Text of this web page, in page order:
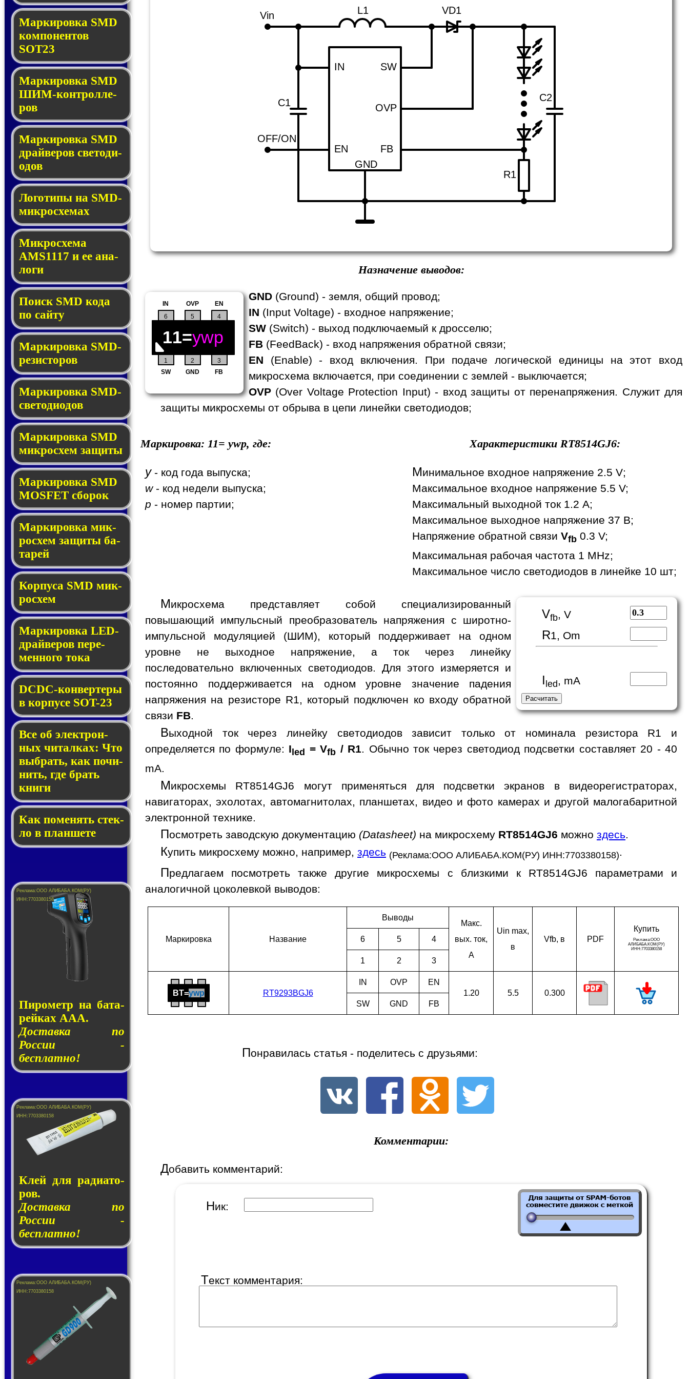
Маркировка SMD
ком­по­нен­тов
SOT23
Маркировка SMD
ШИМ-кон­трол­ле­
ров
Маркировка SMD
драй­ве­ров све­то­ди­
о­дов
Логотипы на SMD-
мик­ро­схе­мах
Микросхема
AMS1117 и ее ана­
ло­ги
Поиск SMD ко­да
по сай­ту
Маркировка SMD-
ре­зис­то­ров
Маркировка SMD-
све­то­дио­дов
Мар­ки­ров­ка SMD
мик­рос­хем защиты
Мар­ки­ров­ка SMD
MOSFET сбо­рок
Мар­ки­ров­ка мик­
ро­схем за­щи­ты ба­
та­рей
Корпуса SMD мик­
ро­схем
Маркировка LED-
драй­ве­ров пе­ре­
мен­но­го то­ка
DCDC-кон­вер­те­ры
в кор­пу­се SOT-23
Все об элек­трон­
ных чи­тал­ках: Что
выб­рать, как по­чи­
нить, где брать
кни­ги
Как по­ме­нять стек­
ло в планшете
Пирометр на ба­та­
рей­ках AAA.
Доставка по
России -
бесплатно!
Клей для ра­ди­а­то­
ров.
Доставка по
России -
бесплатно!
Vin
C1
OFF/ON
L1 VD1
C2
IN
EN
GND
SW
FB
OVP
R1
Назначение выводов:
1 2 3
4
SW GND FB
EN
OVP
5
6
IN
11=ywp
GND (Ground) - земля, общий провод;
IN (Input Voltage) - входное напряжение;
SW (Switch) - выход подключаемый к дросселю;
FB (FeedBack) - вход напряжения обратной связи;
EN (Enable) - вход включения. При подаче логической единицы на этот вход
микросхема включается, при соединении с землей - выключается;
OVP (Over Voltage Protection Input) - вход защиты от перенапряжения. Служит для
защиты микросхемы от обрыва в цепи линейки светодиодов;
Маркировка: 11= ywp, где:
y- код года выпуска;
w- код недели выпуска;
p - номер партии;
Характеристики RT8514GJ6:
Минимальное входное напряжение 2.5 V;
Максимальное входное напряжение 5.5 V;
Максимальный выходной ток 1.2 A;
Максимальное выходное напряжение 37 В;
Напряжение обратной связи Vfb 0.3 V;
Максимальная рабочая частота 1 MHz;
Максимальное число светодиодов в линейке 10 шт;
Vfb, V
R1, Om
Iled, mA
Микросхема представляет собой специализированный
повышающий импульсный преобразователь напряжения с широтно-
импульсной модуляцией (ШИМ), который поддерживает на одном
уровне не выходное напряжение, а ток через линейку
последовательно включенных светодиодов. Для этого измеряется и
постоянно поддерживается на одном уровне значение падения
напряжения на резисторе R1, который подключен ко входу обратной
связи FB.
Выходной ток через линейку светодиодов зависит только от номинала резистора R1 и
определяется по формуле: I led = Vfb / R1. Обычно ток через светодиод подсветки составляет 20 - 40
mA.
Микросхемы RT8514GJ6 могут применяться для подсветки экранов в видеорегистраторах,
навигаторах, эхолотах, автомагнитолах, планшетах, видео и фото камерах и другой малогабаритной
электронной технике.
Посмотреть заводскую документацию (Datasheet) на микросхему RT8514GJ6 можно здесь.
Купить микросхему можно, например, здесь (Реклама:ООО АЛИБАБА.КОМ(РУ) ИНН:7703380158).
Предлагаем посмотреть также другие микросхемы с близкими к RT8514GJ6 параметрами и
аналогичной цоколевкой выводов:
Мар­ки­ров­ка Наз­ва­ние
Выводы
Макс.
вых. ток,
A
Uin max,
в
Vfb, в PDF
Ку­пить
6
5 4
1 2 3
BT=ywp RT9293BGJ6
IN OVP
EN
1.20
5.5
0.300
SW
GND FB
Понравилась статья - поделитесь с друзьями:
Комментарии:
Добавить комментарий:
Ник:
Текст комментария: